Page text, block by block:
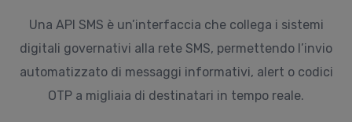
Una API SMS è un’interfaccia che collega i sistemi
digitali governativi alla rete SMS, permettendo l’invio
automatizzato di messaggi informativi, alert o codici
OTP a migliaia di destinatari in tempo reale.